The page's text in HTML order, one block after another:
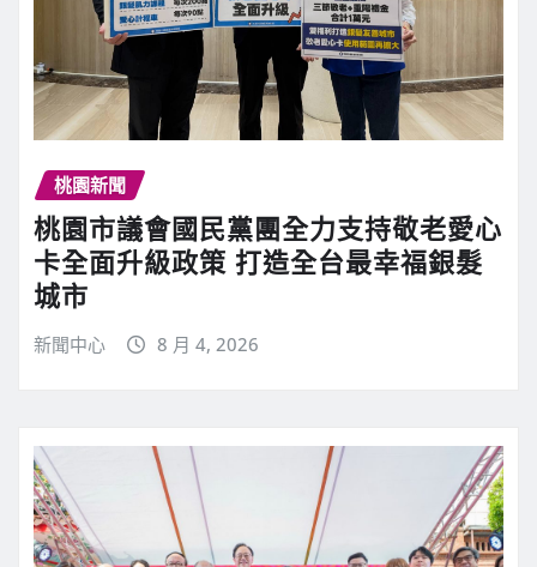
桃園新聞
桃園市議會國民黨團全力支持敬老愛心
卡全面升級政策 打造全台最幸福銀髮
城市
新聞中心 8 月 4, 2026